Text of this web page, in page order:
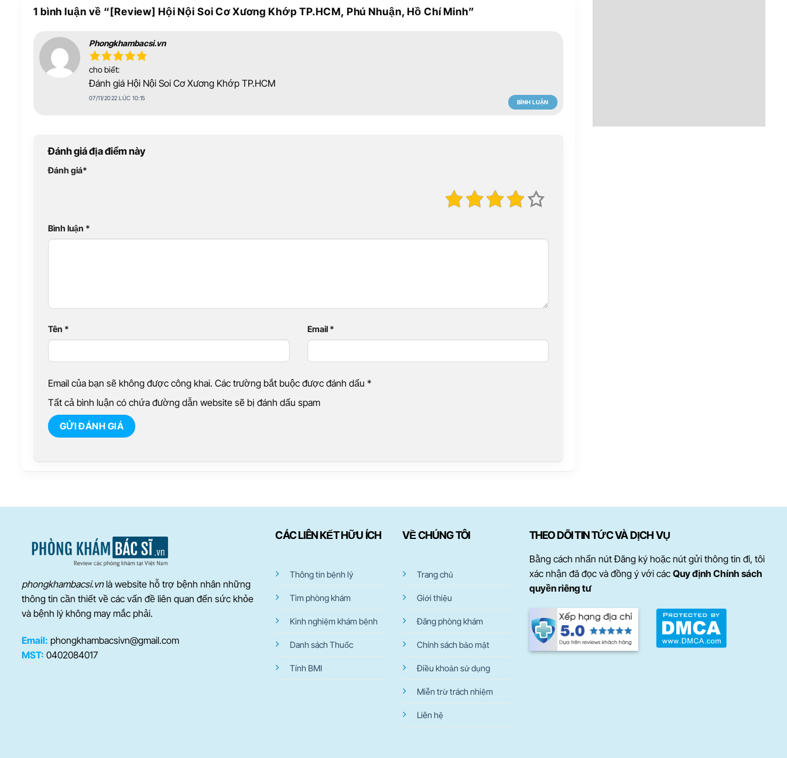
1 bình luận về “[Review] Hội Nội Soi Cơ Xương Khớp TP.HCM, Phú Nhuận, Hồ Chí Minh”
Phongkhambacsi.vn
cho biết:
Đánh giá Hội Nội Soi Cơ Xương Khớp TP.HCM
07/11/2022 LÚC 10:15
BÌNH LUẬN
Đánh giá địa điểm này
Đánh giá*
Bình luận *
Tên * Email *
Email của bạn sẽ không được công khai. Các trường bắt buộc được đánh dấu *
Tất cả bình luận có chứa đường dẫn website sẽ bị đánh dấu spam
phongkhambacsi.vnlà website hỗ trợ bệnh nhân những
thông tin cần thiết về các vấn đề liên quan đến sức khỏe
và bệnh lý không may mắc phải.
Email: phongkhambacsivn@gmail.com
MST: 0402084017
CÁC LIÊN KẾT HỮU ÍCH
Thông tin bệnh lý
Tìm phòng khám
Kinh nghiệm khám bệnh
Danh sách Thuốc
Tính BMI
VỀ CHÚNG TÔI
Trang chủ
Giới thiệu
Đăng phòng khám
Chính sách bảo mật
Điều khoản sử dụng
Miễn trừ trách nhiệm
Liên hệ
THEO DÕI TIN TỨC VÀ DỊCH VỤ
Bằng cách nhấn nút Đăng ký hoặc nút gửi thông tin đi, tôi
xác nhận đã đọc và đồng ý với các Quy định Chính sách
quyền riêng tư